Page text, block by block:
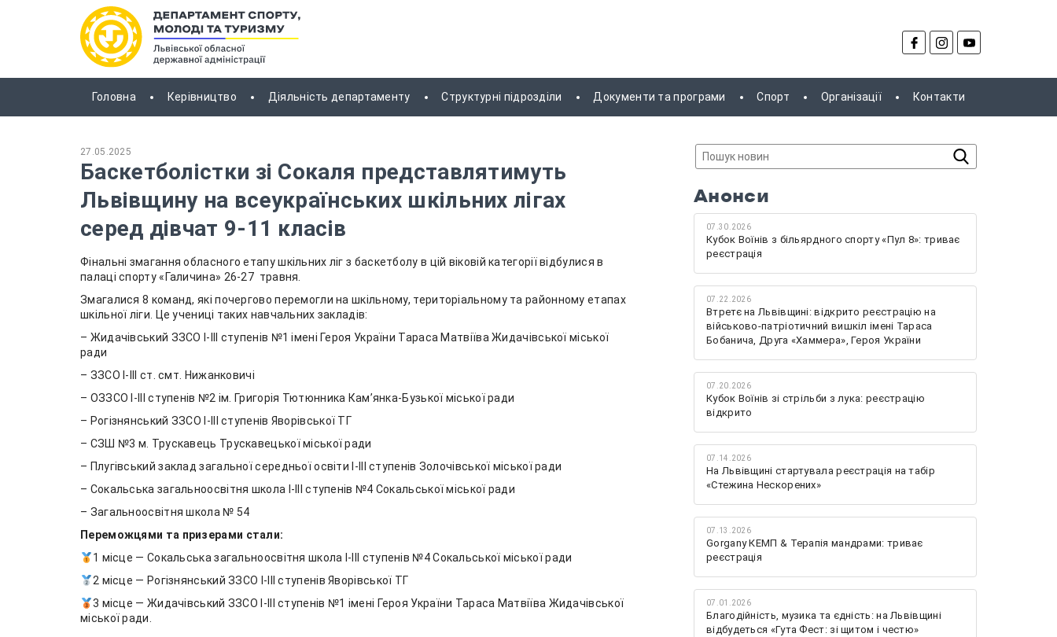
Головна Керівництво Діяльність департаменту Структурні підрозділи Документи та програми Спорт Організації Контакти
27.05.2025
Баскетболістки зі Сокаля представлятимуть
Львівщину на всеукраїнських шкільних лігах
серед дівчат 9-11 класів
Фінальні змагання обласного етапу шкільних ліг з баскетболу в цій віковій категорії відбулися в
палаці спорту «Галичина» 26-27 травня.
Змагалися 8 команд, які почергово перемогли на шкільному, територіальному та районному етапах
шкільної ліги. Це учениці таких навчальних закладів:
– Жидачівський ЗЗСО І-ІІІ ступенів №1 імені Героя України Тараса Матвіїва Жидачівської міської
ради
– ЗЗСО І-ІІІ ст. смт. Нижанковичі
– ОЗЗСО І-ІІІ ступенів №2 ім. Григорія Тютюнника Кам’янка-Бузької міської ради
– Рогізнянський ЗЗСО І-ІІІ ступенів Яворівської ТГ
– СЗШ №3 м. Трускавець Трускавецької міської ради
– Плугівський заклад загальної середньої освіти І-ІІІ ступенів Золочівської міської ради
– Сокальська загальноосвітня школа І-ІІІ ступенів №4 Сокальської міської ради
– Загальноосвітня школа № 54
Переможцями та призерами стали:
1 місце — Сокальська загальноосвітня школа І-ІІІ ступенів №4 Сокальської міської ради
2 місце — Рогізнянський ЗЗСО І-ІІІ ступенів Яворівської ТГ
3 місце — Жидачівський ЗЗСО І-ІІІ ступенів №1 імені Героя України Тараса Матвіїва Жидачівської
міської ради.
Анонси
07.30.2026
Кубок Воїнів з більярдного спорту «Пул 8»: триває
реєстрація
07.22.2026
Втретє на Львівщині: відкрито реєстрацію на
військово-патріотичний вишкіл імені Тараса
Бобанича, Друга «Хаммера», Героя України
07.20.2026
Кубок Воїнів зі стрільби з лука: реєстрацію
відкрито
07.14.2026
На Львівщині стартувала реєстрація на табір
«Стежина Нескорених»
07.13.2026
Gorgany КЕМП & Терапія мандрами: триває
реєстрація
07.01.2026
Благодійність, музика та єдність: на Львівщині
відбудеться «Гута Фест: зі щитом і честю»